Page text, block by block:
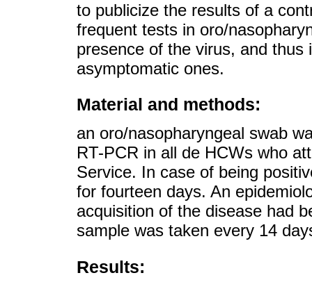
to publicize the results of a
frequent tests in oro/
presence of the virus, and
asymptomatic ones.
Material and methods:
an oro/nasopharyngeal swab
RT-PCR in all de HCWs who
Service. In case of being
for fourteen days. An
acquisition of the disease had
sample was taken every 14
Results: